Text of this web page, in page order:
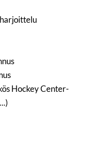
Hockey Center-